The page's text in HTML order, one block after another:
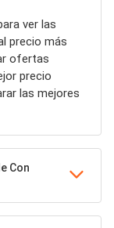
ver las
precio más
ofertas
precio
las mejores
Con